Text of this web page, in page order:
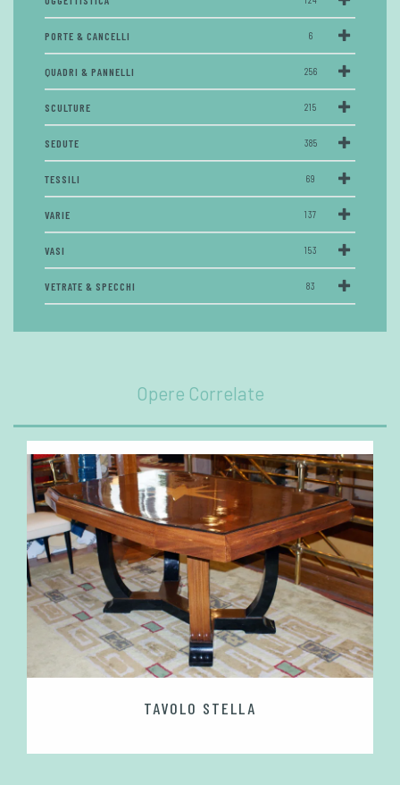
PORTE & CANCELLI 6
QUADRI & PANNELLI 256
SCULTURE 215
SEDUTE 385
TESSILI 69
VARIE 137
VASI 153
VETRATE & SPECCHI 83
Opere Correlate
TAVOLO STELLA